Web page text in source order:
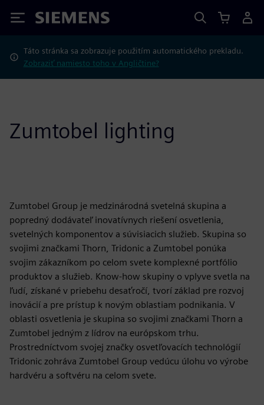
Siemens
Táto stránka sa zobrazuje použitím automatického prekladu.
Zobraziť namiesto toho v Angličtine?
Zumtobel lighting
Zumtobel Group je medzinárodná svetelná skupina a
popredný dodávateľ inovatívnych riešení osvetlenia,
svetelných komponentov a súvisiacich služieb. Skupina so
svojimi značkami Thorn, Tridonic a Zumtobel ponúka
svojim zákazníkom po celom svete komplexné portfólio
produktov a služieb. Know-how skupiny o vplyve svetla na
ľudí, získané v priebehu desaťročí, tvorí základ pre rozvoj
inovácií a pre prístup k novým oblastiam podnikania. V
oblasti osvetlenia je skupina so svojimi značkami Thorn a
Zumtobel jedným z lídrov na európskom trhu.
Prostredníctvom svojej značky osvetľovacích technológií
Tridonic zohráva Zumtobel Group vedúcu úlohu vo výrobe
hardvéru a softvéru na celom svete.